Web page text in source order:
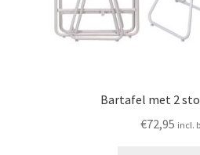
Bartafel met 2
€72,95 incl.